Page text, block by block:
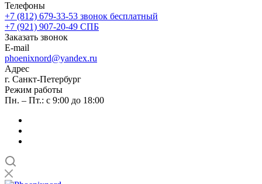
Телефоны
+7 (812) 679-33-53 звонок бесплатный
+7 (921) 907-20-49 СПБ
Заказать звонок
E-mail
phoenixnord@yandex.ru
Адрес
г. Санкт-Петербург
Режим работы
Пн. – Пт.: с 9:00 до 18:00